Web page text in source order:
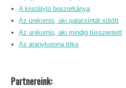
A kristálytó boszorkánya
Az unikornis, aki palacsintát sütött
Az unikornis, aki mindig tüsszentett
Az aranykorona titka
Partnereink: